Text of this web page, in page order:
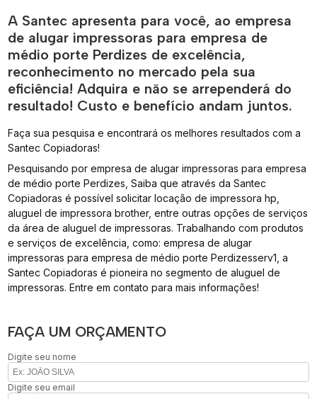
A Santec apresenta para você, ao empresa
de alugar impressoras para empresa de
médio porte Perdizes de excelência,
reconhecimento no mercado pela sua
eficiência! Adquira e não se arrependerá do
resultado! Custo e benefício andam juntos.
Faça sua pesquisa e encontrará os melhores resultados com a
Santec Copiadoras!
Pesquisando por empresa de alugar impressoras para empresa
de médio porte Perdizes, Saiba que através da Santec
Copiadoras é possível solicitar locação de impressora hp,
aluguel de impressora brother, entre outras opções de serviços
da área de aluguel de impressoras. Trabalhando com produtos
e serviços de excelência, como: empresa de alugar
impressoras para empresa de médio porte Perdizesserv1, a
Santec Copiadoras é pioneira no segmento de aluguel de
impressoras. Entre em contato para mais informações!
FAÇA UM ORÇAMENTO
Digite seu nome
Digite seu email